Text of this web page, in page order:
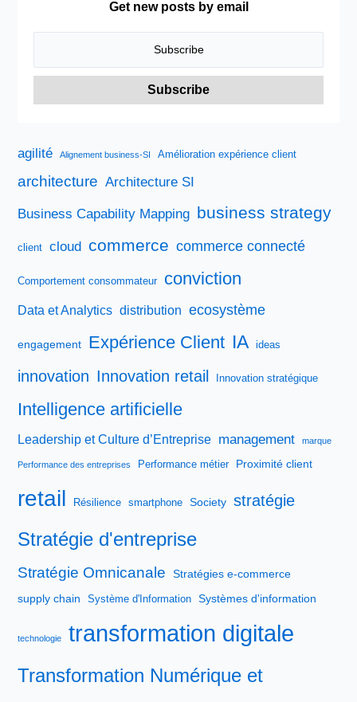
Get new posts by email
agilité Alignement business-SI Amélioration expérience client
architecture Architecture SI
Business Capability Mapping business strategy
client cloud commerce commerce connecté
Comportement consommateur conviction
Data et Analytics distribution ecosystème
engagement Expérience Client IA ideas
innovation Innovation retail Innovation stratégique
Intelligence artificielle
Leadership et Culture d’Entreprise management marque
Performance des entreprises Performance métier Proximité client
retail Résilience smartphone Society stratégie
Stratégie d'entreprise
Stratégie Omnicanale
Stratégies e-commerce
supply chain
Système d'Information Systèmes d'information
technologie transformation digitale
Transformation Numérique et